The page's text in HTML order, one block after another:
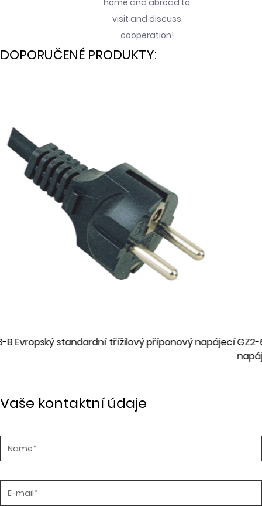
visit and discuss
cooperation!
DOPORUČENÉ PRODUKTY:
napájecíGZ2-6B Dvoužilový evropský standardní
Vaše kontaktní údaje